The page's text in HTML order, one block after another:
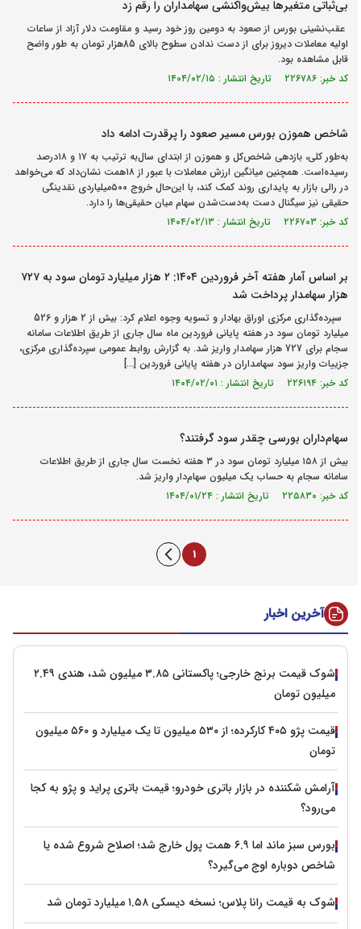
بی‌ثباتی متغیرها بیش‌واکنشی سهامداران را رقم زد
عقب‌نشینی بورس از صعود به دومین روز خود رسید و مقاومت دلار آزاد از ساعات
اولیه معاملات دیروز برای از دست ندادن سطوح بالای 85هزار تومان به طور واضح
قابل مشاهده بود.
کد خبر: ۲۲۶۷۸۶ تاریخ انتشار : ۱۴۰۴/۰۲/۱۵
شاخص هموزن بورس مسیر صعود را پرقدرت ادامه داد
به‌‌‌‌‌طور کلی، بازدهی شاخص‌کل و هموزن از ابتدای سال‌به ترتیب به ۱۷ و ۱۸‌درصد
رسیده‌است. همچنین میانگین ارزش معاملات با عبور از ۱۸همت نشان‌داد که می‌خواهد
در رالی بازار به پایداری روند کمک کند، با این‌حال خروج ۵۰۰میلیاردی نقدینگی
حقیقی نیز سیگنال دست به‌دست‌شدن سهام میان حقیقی‌‌‌‌‌ها را دارد.
کد خبر: ۲۲۶۷۰۳ تاریخ انتشار : ۱۴۰۴/۰۲/۱۳
بر اساس آمار هفته آخر فروردین ۱۴۰۴: ۲ هزار میلیارد تومان سود به ۷۲۷
هزار سهامدار پرداخت شد
سپرده‌گذاری مرکزی اوراق بهادار و تسویه وجوه اعلام کرد: بیش از 2 هزار و 526
میلیارد تومان سود در هفته پایانی فروردین ماه سال جاری از طریق اطلاعات سامانه
سجام برای 727 هزار سهامدار واریز شد. به گزارش روابط عمومی سپرده‌گذاری مرکزی،
جزییات واریز سود سهامداران در هفته پایانی فروردین […]
کد خبر: ۲۲۶۱۹۴ تاریخ انتشار : ۱۴۰۴/۰۲/۰۱
سهام‌داران بورسی چقدر سود گرفتند؟
بیش از ۱۵۸ میلیارد تومان سود در ۳ هفته نخست سال جاری از طریق اطلاعات
سامانه سجام به حساب یک میلیون سهام‌دار واریز شد.
کد خبر: ۲۲۵۸۳۰ تاریخ انتشار : ۱۴۰۴/۰۱/۲۴
آخرین اخبار
شوک قیمت برنج خارجی؛ پاکستانی ۳.۸۵ میلیون شد، هندی ۲.۴۹
میلیون تومان
قیمت پژو ۴۰۵ کارکرده؛ از ۵۳۰ میلیون تا یک میلیارد و ۵۶۰ میلیون
تومان
آرامش شکننده در بازار باتری خودرو؛ قیمت باتری پراید و پژو به کجا
می‌رود؟
بورس سبز ماند اما ۶.۹ همت پول خارج شد؛ اصلاح شروع شده یا
شاخص دوباره اوج می‌گیرد؟
شوک به قیمت رانا پلاس؛ نسخه دیسکی ۱.۵۸ میلیارد تومان شد